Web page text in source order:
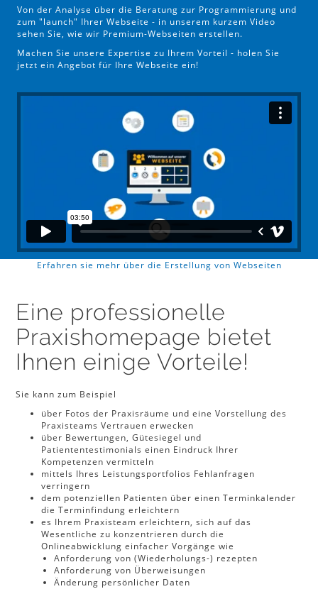
Von der Analyse über die Beratung zur Programmierung und
zum "launch" Ihrer Webseite - in unserem kurzem Video
sehen Sie, wie wir Premium-Webseiten erstellen.
Machen Sie unsere Expertise zu Ihrem Vorteil - holen Sie
jetzt ein Angebot für Ihre Webseite ein!
Erfahren sie mehr über die Erstellung von Webseiten
Eine professionelle
Praxishomepage bietet
Ihnen einige Vorteile!
Sie kann zum Beispiel
über Fotos der Praxisräume und eine Vorstellung des
Praxisteams Vertrauen erwecken
über Bewertungen, Gütesiegel und
Patiententestimonials einen Eindruck Ihrer
Kompetenzen vermitteln
mittels Ihres Leistungsportfolios Fehlanfragen
verringern
dem potenziellen Patienten über einen Terminkalender
die Terminfindung erleichtern
es Ihrem Praxisteam erleichtern, sich auf das
Wesentliche zu konzentrieren durch die
Onlineabwicklung einfacher Vorgänge wie
Anforderung von (Wiederholungs-) rezepten
Anforderung von Überweisungen
Änderung persönlicher Daten